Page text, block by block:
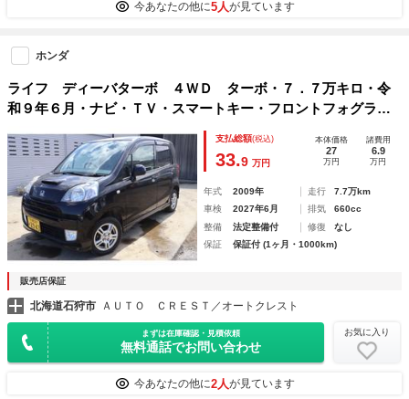
今あなたの他に5人が見ています
ホンダ
ライフ ディーバターボ ４ＷＤ ターボ・７．７万キロ・令
和９年６月・ナビ・ＴＶ・スマートキー・フロントフォグラン
支払総額(税込)
33.9 万円
本体価格
27
万円
諸費用
6.9
万円
年式 2009年 走行
7.7万km
車検
2027年6月 排気
660cc
整備
法定整備付 修復
なし
保証
保証付 (1ヶ月・1000km)
販売店保証
北海道石狩市 ＡＵＴＯ ＣＲＥＳＴ／オートクレスト
まずは在庫確認・見積依頼
無料通話でお問い合わせ
お気に入り
今あなたの他に2人が見ています